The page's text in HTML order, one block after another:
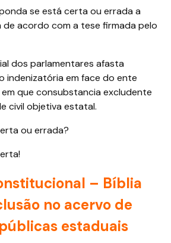
se está certa ou errada a
de acordo com a tese firmada pelo
dos parlamentares afasta
indenizatória em face do ente
que consubstancia excludente
civil objetiva estatal.
ou errada?
– Bíblia
no acervo de
estaduais